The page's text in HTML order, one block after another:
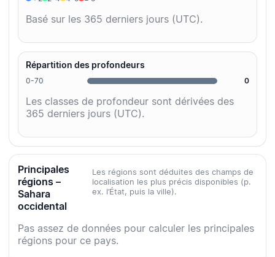
Basé sur les 365 derniers jours (UTC).
Répartition des profondeurs
0-70 0
Les classes de profondeur sont dérivées des
365 derniers jours (UTC).
Principales
régions –
Sahara
occidental
Les régions sont déduites des champs de
localisation les plus précis disponibles (p.
ex. l’État, puis la ville).
Pas assez de données pour calculer les principales
régions pour ce pays.